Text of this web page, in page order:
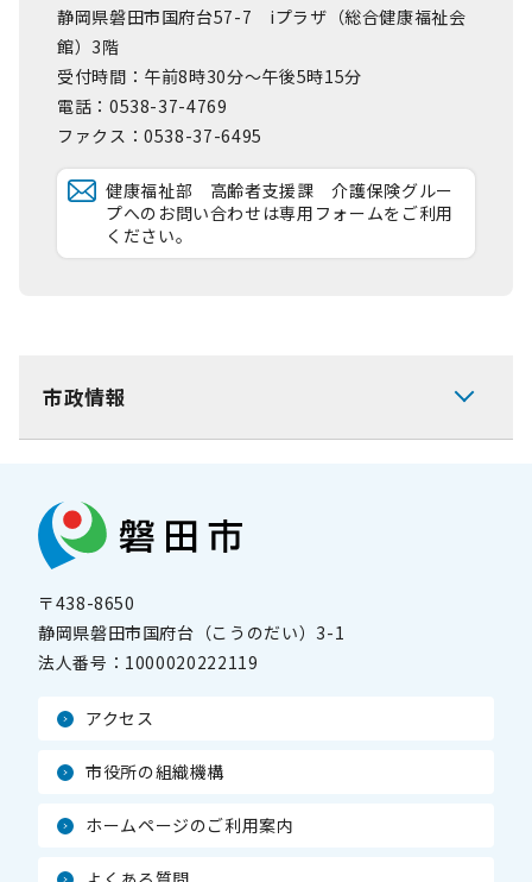
静岡県磐田市国府台57-7 iプラザ（総合健康福祉会
館）3階
受付時間：午前8時30分～午後5時15分
電話：0538-37-4769
ファクス：0538-37-6495
健康福祉部 高齢者支援課 介護保険グルー
プへのお問い合わせは専用フォームをご利用
ください。
市政情報
〒438-8650
静岡県磐田市国府台（こうのだい）3-1
法人番号： 1000020222119
アクセス
市役所の組織機構
ホームページのご利用案内